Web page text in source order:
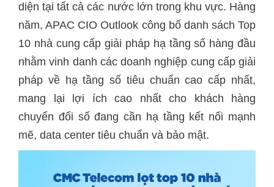
diện tại tất cả các nước lớn trong khu vực. Hàng
năm, APAC CIO Outlook công bố danh sách Top
10 nhà cung cấp giải pháp hạ tầng số hàng đầu
nhằm vinh danh các doanh nghiệp cung cấp giải
pháp về hạ tầng số tiêu chuẩn cao cấp nhất,
mang lại lợi ích cao nhất cho khách hàng
chuyển đổi số đang cần hạ tầng kết nối mạnh
mẽ, data center tiêu chuẩn và bảo mật.